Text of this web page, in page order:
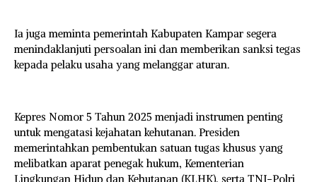
Ia juga meminta pemerintah Kabupaten Kampar segera
menindaklanjuti persoalan ini dan memberikan sanksi tegas
kepada pelaku usaha yang melanggar aturan.
Kepres Nomor 5 Tahun 2025 menjadi instrumen penting
untuk mengatasi kejahatan kehutanan. Presiden
memerintahkan pembentukan satuan tugas khusus yang
melibatkan aparat penegak hukum, Kementerian
Lingkungan Hidup dan Kehutanan (KLHK), serta TNI-Polri